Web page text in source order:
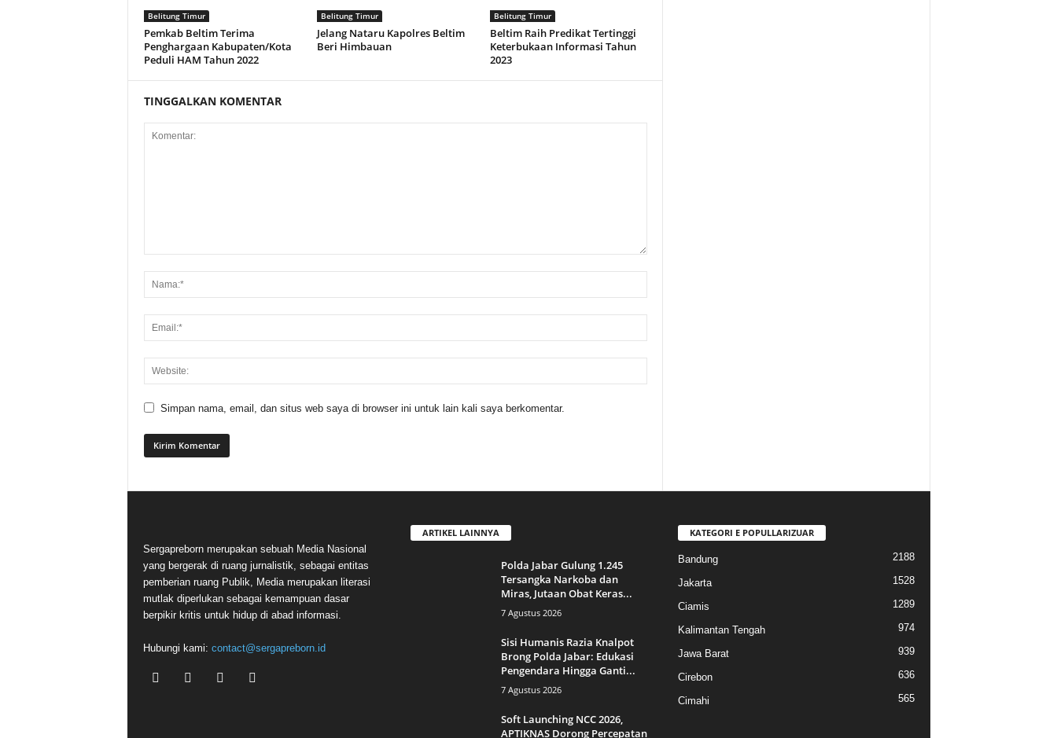
Belitung Timur
Pemkab Beltim Terima
Penghargaan Kabupaten/Kota
Peduli HAM Tahun 2022
Belitung Timur
Jelang Nataru Kapolres Beltim
Beri Himbauan
Belitung Timur
Beltim Raih Predikat Tertinggi
Keterbukaan Informasi Tahun
2023
TINGGALKAN KOMENTAR
Simpan nama, email, dan situs web saya di browser ini untuk lain kali saya berkomentar.
Sergapreborn merupakan sebuah Media Nasional
yang bergerak di ruang jurnalistik, sebagai entitas
pemberian ruang Publik, Media merupakan literasi
mutlak diperlukan sebagai kemampuan dasar
berpikir kritis untuk hidup di abad informasi.
Hubungi kami: contact@sergapreborn.id
ARTIKEL LAINNYA
Polda Jabar Gulung 1.245
Tersangka Narkoba dan
Miras, Jutaan Obat Keras...
7 Agustus 2026
Sisi Humanis Razia Knalpot
Brong Polda Jabar: Edukasi
Pengendara Hingga Ganti...
7 Agustus 2026
Soft Launching NCC 2026,
APTIKNAS Dorong Percepatan
KATEGORI E POPULLARIZUAR
Bandung 2188
Jakarta 1528
Ciamis 1289
Kalimantan Tengah 974
Jawa Barat 939
Cirebon 636
Cimahi 565